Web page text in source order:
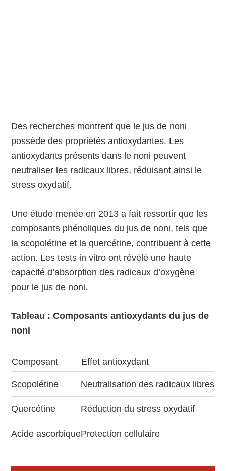
Des recherches montrent que le jus de noni
possède des propriétés antioxydantes. Les
antioxydants présents dans le noni peuvent
neutraliser les radicaux libres, réduisant ainsi le
stress oxydatif.
Une étude menée en 2013 a fait ressortir que les
composants phénoliques du jus de noni, tels que
la scopolétine et la quercétine, contribuent à cette
action. Les tests in vitro ont révélé une haute
capacité d’absorption des radicaux d’oxygène
pour le jus de noni.
Tableau : Composants antioxydants du jus de
noni
Composant Effet antioxydant
Scopolétine Neutralisation des radicaux libres
Quercétine Réduction du stress oxydatif
Acide ascorbiqueProtection cellulaire